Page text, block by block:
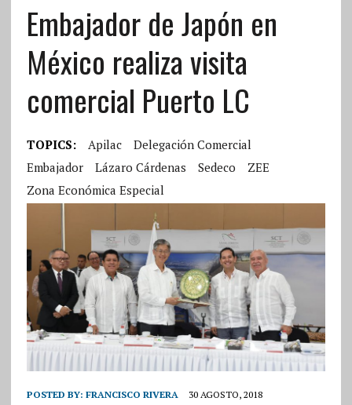
Embajador de Japón en
México realiza visita
comercial Puerto LC
TOPICS: Apilac
Delegación Comercial
Embajador
Lázaro Cárdenas Sedeco
ZEE
Zona Económica Especial
POSTED BY: FRANCISCO RIVERA 30 AGOSTO, 2018